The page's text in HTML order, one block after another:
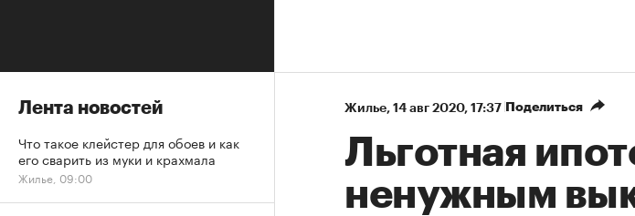
Жилье⁠, 14 авг 2020, 17:37 Поделиться
Льготная
ненужным
Лента новостей
Что такое клейстер для обоев и как
его сварить из муки и крахмала
Жилье, 09:00